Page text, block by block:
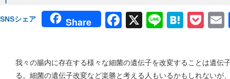
SNSシェア Share Facebook
X Line
我々の腸内に存在する様々な細菌の遺伝子を改変することは遺伝
る。細菌の遺伝子改変など楽勝と考える人もいるかもしれないが